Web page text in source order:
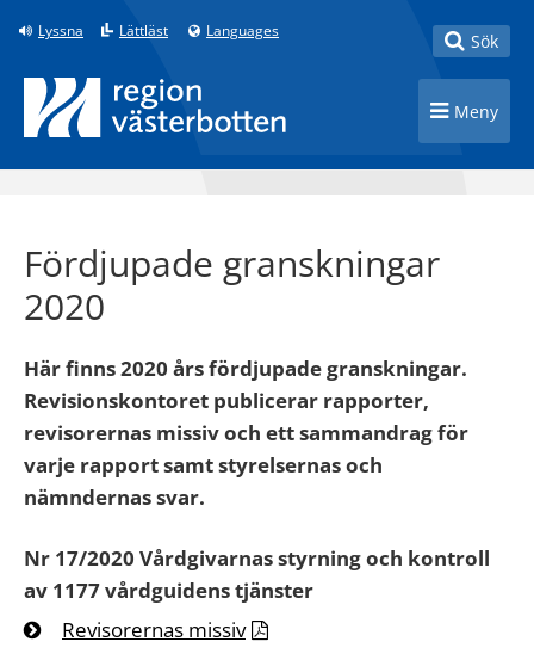
Till innehåll på sidan
Lyssna Lättläst Languages Toggle
Sök
Toggle
Meny
Fördjupade granskningar
2020
Här finns 2020 års fördjupade granskningar.
Revisionskontoret publicerar rapporter,
revisorernas missiv och ett sammandrag för
varje rapport samt styrelsernas och
nämndernas svar.
Nr 17/2020 Vårdgivarnas styrning och kontroll
av 1177 vårdguidens tjänster
Revisorernas missiv